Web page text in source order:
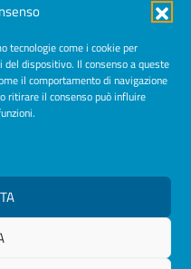
tecnologie come i cookie per
dispositivo. Il consenso a queste
il comportamento di navigazione
ritirare il consenso può influire
Puglia